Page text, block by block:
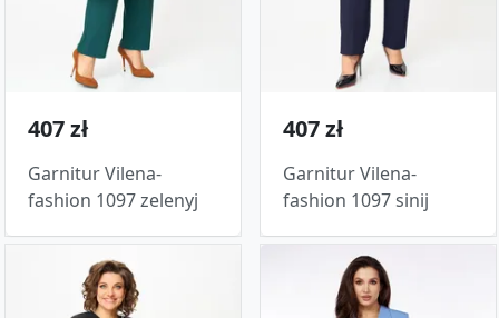
407 zł
Garnitur Vilena-
fashion 1097 zelenyj
407 zł
Garnitur Vilena-
fashion 1097 sinij